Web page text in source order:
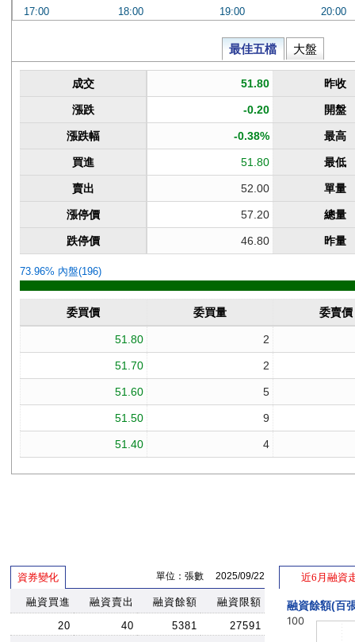
資券變化 單位：張數 2025/09/22
融資買進 融資賣出 融資餘額
融資限額
20
40 5381
27591
近6月融資
融資餘額(百
100